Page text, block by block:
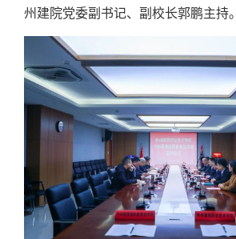
州建院党委副书记、副校长郭鹏主持。